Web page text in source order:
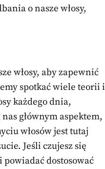
o nasze włosy,
włosy, aby zapewnić
spotkać wiele teorii i
każdego dnia,
głównym aspektem,
włosów jest tutaj
Jeśli czujesz się
powiadać dostosować